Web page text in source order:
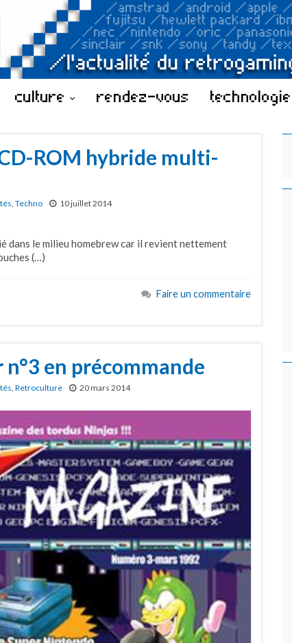
culture rendez-vous technologie
ROM hybride multi-
, Techno 10 juillet 2014
dans le milieu homebrew car il revient nettement
(…)
Faire un commentaire
en précommande
Retroculture 20 mars 2014